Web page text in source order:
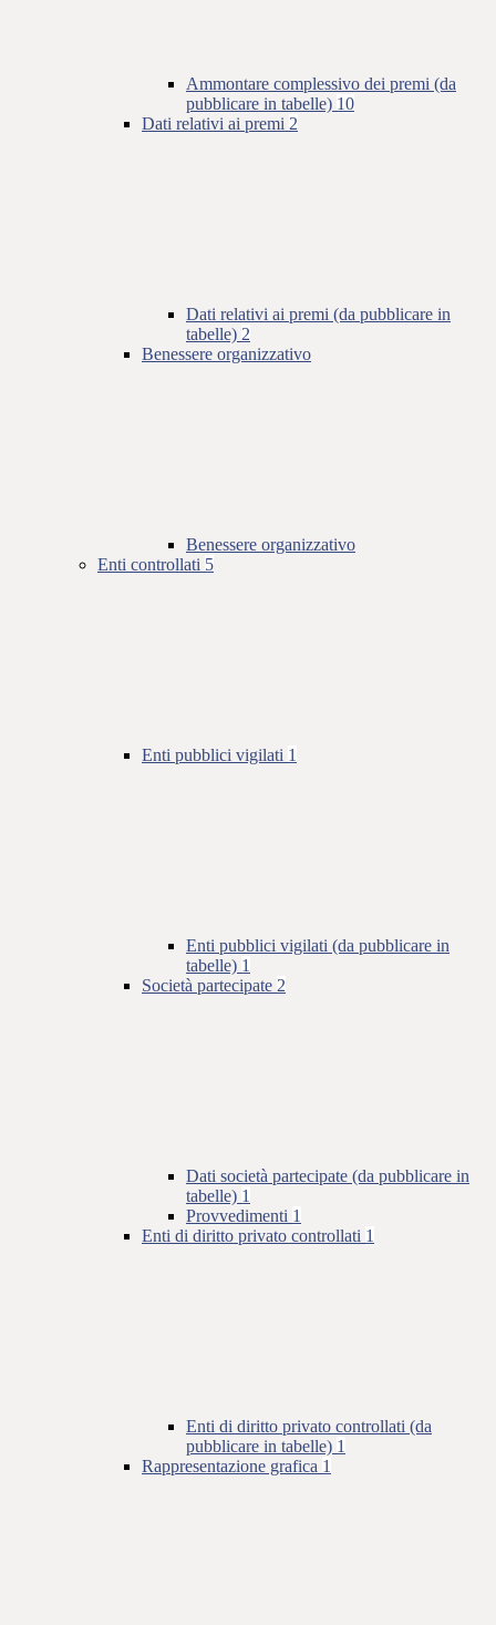
Ammontare complessivo dei premi (da
pubblicare in tabelle) 10
Dati relativi ai premi 2
Dati relativi ai premi (da pubblicare in
tabelle) 2
Benessere organizzativo
Benessere organizzativo
Enti controllati 5
Enti pubblici vigilati 1
Enti pubblici vigilati (da pubblicare in
tabelle) 1
Società partecipate 2
Dati società partecipate (da pubblicare in
tabelle) 1
Provvedimenti 1
Enti di diritto privato controllati 1
Enti di diritto privato controllati (da
pubblicare in tabelle) 1
Rappresentazione grafica 1